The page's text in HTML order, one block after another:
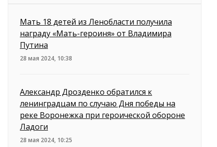
Мать 18 детей из Ленобласти получила
награду «Мать-героиня» от Владимира
Путина
28 мая 2024, 10:38
Александр Дрозденко обратился к
ленинградцам по случаю Дня победы на
реке Воронежка при героической обороне
Ладоги
28 мая 2024, 10:25